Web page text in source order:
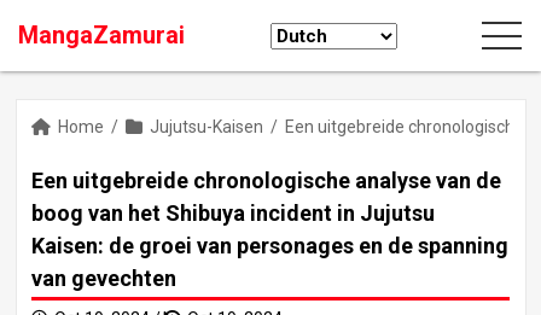
MangaZamurai
Home / Jujutsu-Kaisen / Een uitgebreide chronologische
Een uitgebreide chronologische analyse van de
boog van het Shibuya incident in Jujutsu
Kaisen: de groei van personages en de spanning
van gevechten